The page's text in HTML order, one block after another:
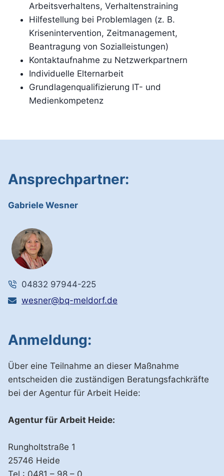
Arbeitsverhaltens, Verhaltenstraining
Hilfestellung bei Problemlagen (z. B.
Krisenintervention, Zeitmanagement,
Beantragung von Sozialleistungen)
Kontaktaufnahme zu Netzwerkpartnern
Individuelle Elternarbeit
Grundlagenqualifizierung IT- und
Medienkompetenz
Ansprechpartner:
Gabriele Wesner
04832 97944-225
wesner@bq-meldorf.de
Anmeldung:
Über eine Teilnahme an dieser Maßnahme
entscheiden die zuständigen Beratungsfachkräfte
bei der Agentur für Arbeit Heide:
Agentur für Arbeit Heide:
Rungholtstraße 1
25746 Heide
Tel.: 0481 – 98 – 0